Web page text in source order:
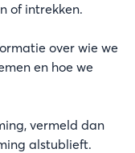
of intrekken.
over wie we
en hoe we
vermeld dan
alstublieft.